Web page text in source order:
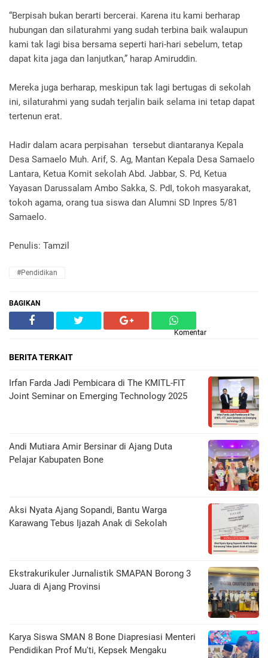
“Berpisah bukan berarti bercerai. Karena itu kami berharap
hubungan dan silaturahmi yang sudah terbina baik walaupun
kami tak lagi bisa bersama seperti hari-hari sebelum, tetap
dapat kita jaga dan lanjutkan,” harap Amiruddin.
Mereka juga berharap, meskipun tak lagi bertugas di sekolah
ini, silaturahmi yang sudah terjalin baik selama ini tetap dapat
tertenun erat.
Hadir dalam acara perpisahan tersebut diantaranya Kepala
Desa Samaelo Muh. Arif, S. Ag, Mantan Kepala Desa Samaelo
Lantara, Ketua Komit sekolah Abd. Jabbar, S. Pd, Ketua
Yayasan Darussalam Ambo Sakka, S. PdI, tokoh masyarakat,
tokoh agama, orang tua siswa dan Alumni SD Inpres 5/81
Samaelo.
Penulis: Tamzil
#Pendidikan
BAGIKAN
Komentar
BERITA TERKAIT
Irfan Farda Jadi Pembicara di The KMITL-FIT
Joint Seminar on Emerging Technology 2025
Andi Mutiara Amir Bersinar di Ajang Duta
Pelajar Kabupaten Bone
Aksi Nyata Ajang Sopandi, Bantu Warga
Karawang Tebus Ijazah Anak di Sekolah
Ekstrakurikuler Jurnalistik SMAPAN Borong 3
Juara di Ajang Provinsi
Karya Siswa SMAN 8 Bone Diapresiasi Menteri
Pendidikan Prof Mu'ti, Kepsek Mengaku